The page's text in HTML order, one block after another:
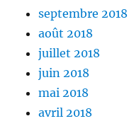
septembre 2018
août 2018
juillet 2018
juin 2018
mai 2018
avril 2018